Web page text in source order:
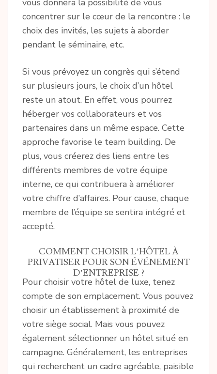
vous donnera la possibilité de vous
concentrer sur le cœur de la rencontre : le
choix des invités, les sujets à aborder
pendant le séminaire, etc.
Si vous prévoyez un congrès qui s’étend
sur plusieurs jours, le choix d’un hôtel
reste un atout. En effet, vous pourrez
héberger vos collaborateurs et vos
partenaires dans un même espace. Cette
approche favorise le team building. De
plus, vous créerez des liens entre les
différents membres de votre équipe
interne, ce qui contribuera à améliorer
votre chiffre d’affaires. Pour cause, chaque
membre de l’équipe se sentira intégré et
accepté.
COMMENT CHOISIR L’HÔTEL À
PRIVATISER POUR SON ÉVÉNEMENT
D’ENTREPRISE ?
Pour choisir votre hôtel de luxe, tenez
compte de son emplacement. Vous pouvez
choisir un établissement à proximité de
votre siège social. Mais vous pouvez
également sélectionner un hôtel situé en
campagne. Généralement, les entreprises
qui recherchent un cadre agréable, paisible